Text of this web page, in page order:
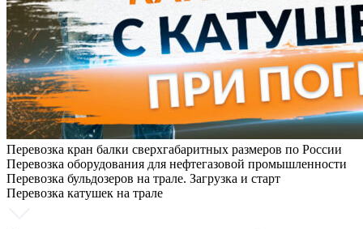
Перевозка кран балки сверхгабаритных размеров по России
Перевозка оборудования для нефтегазовой промышленности
Перевозка бульдозеров на трале. Загрузка и старт
Перевозка катушек на трале